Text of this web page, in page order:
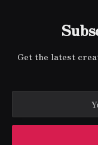
Get the latest